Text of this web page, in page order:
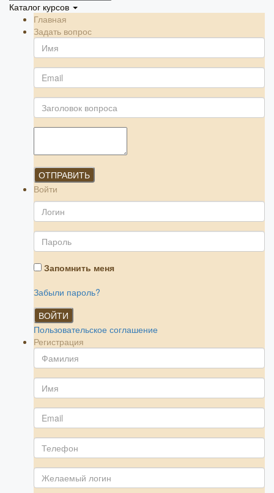
Каталог курсов
Главная
Задать вопрос
ОТПРАВИТЬ
Войти
Запомнить меня
Забыли пароль?
ВОЙТИ
Пользовательское соглашение
Регистрация